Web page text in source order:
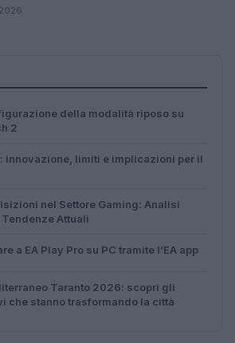
della modalità riposo su
2
innovazione, limiti e implicazioni per il
nel Settore Gaming: Analisi
Attuali
a EA Play Pro su PC tramite l’EA app
Taranto 2026: scopri gli
che stanno trasformando la città